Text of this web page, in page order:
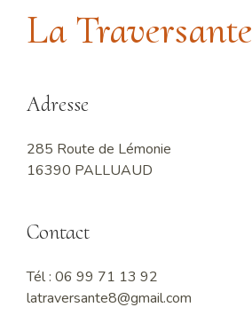
La Traversante
Adresse
285 Route de Lémonie
16390 PALLUAUD
Contact
Tél : 06 99 71 13 92
latraversante8@gmail.com